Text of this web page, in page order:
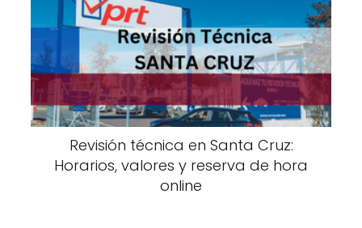
Revisión técnica en Santa Cruz:
Horarios, valores y reserva de hora
online